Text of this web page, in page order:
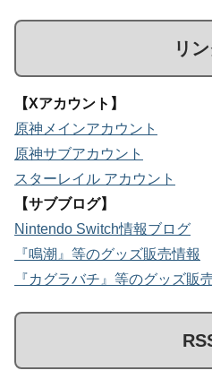
リ
【Xアカウント】
原神メインアカウント
原神サブアカウント
スターレイル アカウント
【サブブログ】
Nintendo Switch情報ブログ
『鳴潮』等のグッズ販売情報
『カグラバチ』等のグッズ販